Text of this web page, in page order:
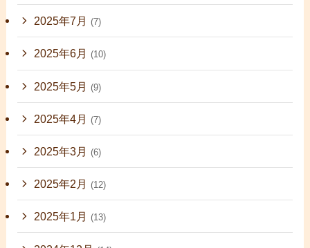
2025年7月 (7)
2025年6月 (10)
2025年5月 (9)
2025年4月 (7)
2025年3月 (6)
2025年2月 (12)
2025年1月 (13)